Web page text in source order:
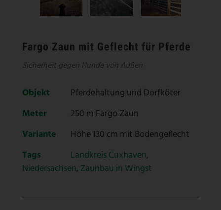
Fargo Zaun mit Geflecht für Pferde
Sicherheit gegen Hunde von Außen
Objekt
Pferdehaltung und Dorfköter
Meter
250 m Fargo Zaun
Variante
Höhe 130 cm mit Bodengeflecht
Tags
Landkreis Cuxhaven,
Niedersachsen, Zaunbau in Wingst